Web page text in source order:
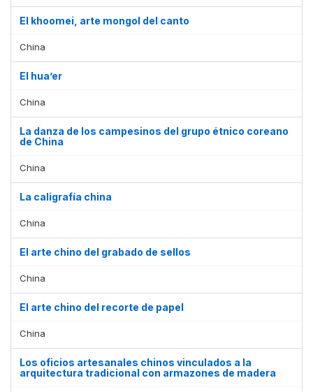
El khoomei, arte mongol del canto
China
El hua’er
China
La danza de los campesinos del grupo étnico coreano
de China
China
La caligrafía china
China
El arte chino del grabado de sellos
China
El arte chino del recorte de papel
China
Los oficios artesanales chinos vinculados a la
arquitectura tradicional con armazones de madera